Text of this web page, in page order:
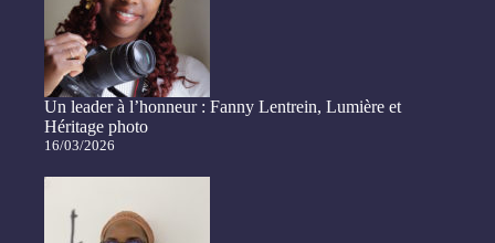
Un leader à l’honneur : Fanny Lentrein, Lumière et
Héritage photo
16/03/2026